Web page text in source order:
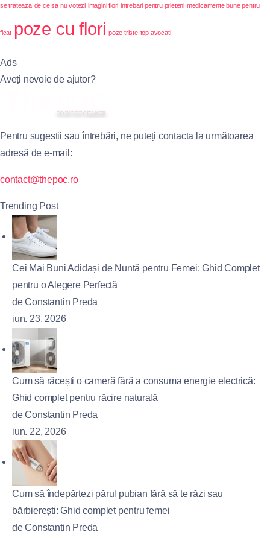
se trateaza de ce sa nu votezi imagini flori intrebari pentru prieteni medicamente bune pentru
ficat poze cu flori poze triste top avocati
Ads
Aveți nevoie de ajutor?
Pentru sugestii sau întrebări, ne puteți contacta la următoarea
adresă de e-mail:
contact@thepoc.ro
Trending Post
Cei Mai Buni Adidași de Nuntă pentru Femei: Ghid Complet
pentru o Alegere Perfectă
de Constantin Preda
iun. 23, 2026
Cum să răcești o cameră fără a consuma energie electrică:
Ghid complet pentru răcire naturală
de Constantin Preda
iun. 22, 2026
Cum să îndepărtezi părul pubian fără să te răzi sau
bărbierești: Ghid complet pentru femei
de Constantin Preda